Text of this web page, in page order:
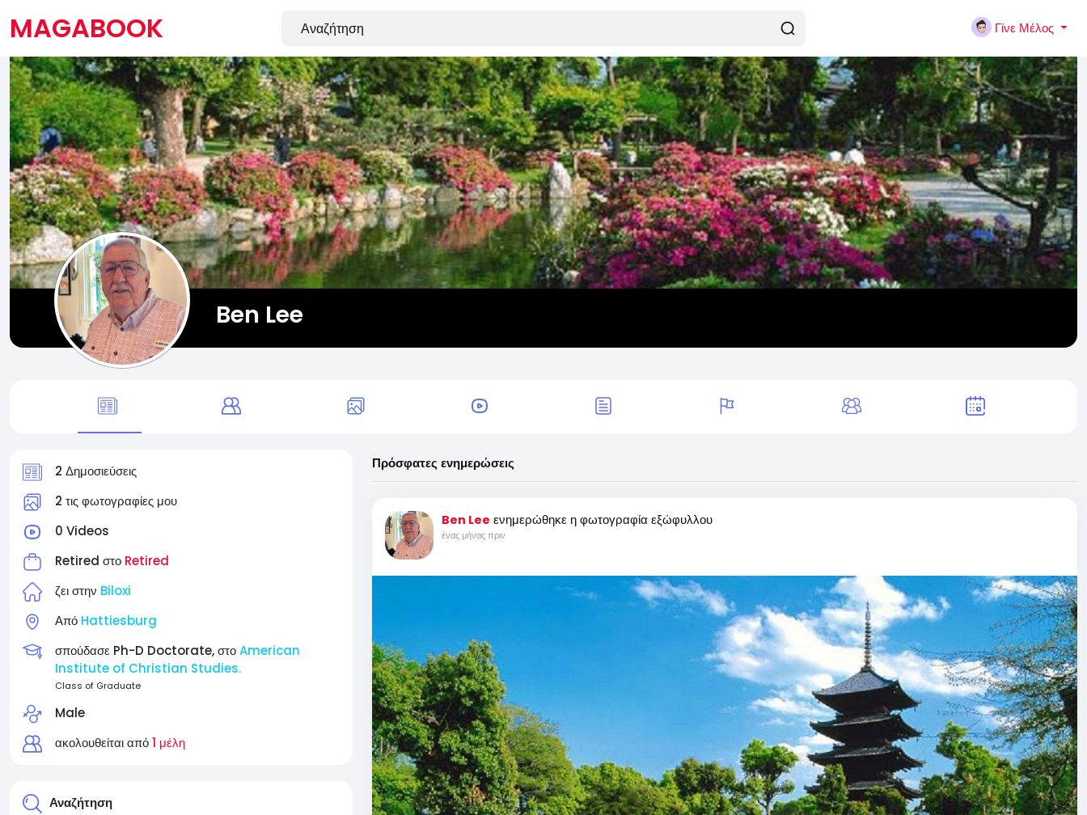
MAGABOOK Γίνε Μέλος
Ben Lee
2 Δημοσιεύσεις
2 τις φωτογραφίες μου
0 Videos
Retired στο Retired
ζει στην Biloxi
Από Hattiesburg
σπούδασε Ph-D Doctorate, στοAmerican
Institute of Christian Studies.
Class of Graduate
Male
ακολουθείται από1 μέλη
Αναζήτηση
Πρόσφατες ενημερώσεις
Ben Lee ενημερώθηκε η φωτογραφία εξώφυλλου
ένας μήνας πριν